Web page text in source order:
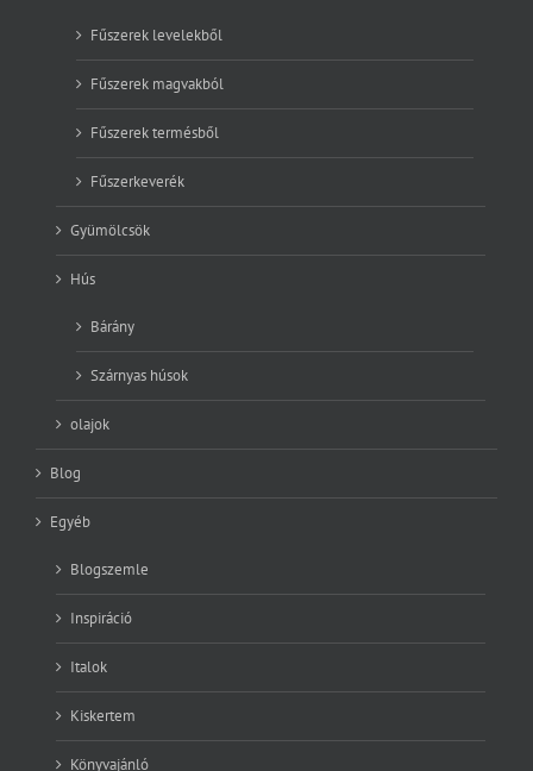
Fűszerek levelekből
Fűszerek magvakból
Fűszerek termésből
Fűszerkeverék
Gyümölcsök
Hús
Bárány
Szárnyas húsok
olajok
Blog
Egyéb
Blogszemle
Inspiráció
Italok
Kiskertem
Könyvajánló